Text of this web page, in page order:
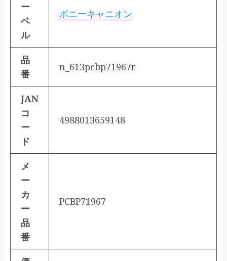
ー
ベ
ル
ポニーキャニオン
品
番
n_613pcbp71967r
JAN
コ
ー
ド
4988013659148
メ
ー
カ
ー
品
番
PCBP71967